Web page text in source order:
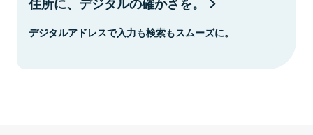
デジタルアドレスで入力も検索もスムーズに。